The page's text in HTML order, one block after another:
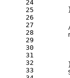
24
25
26
27
28
29
30
31
32
33